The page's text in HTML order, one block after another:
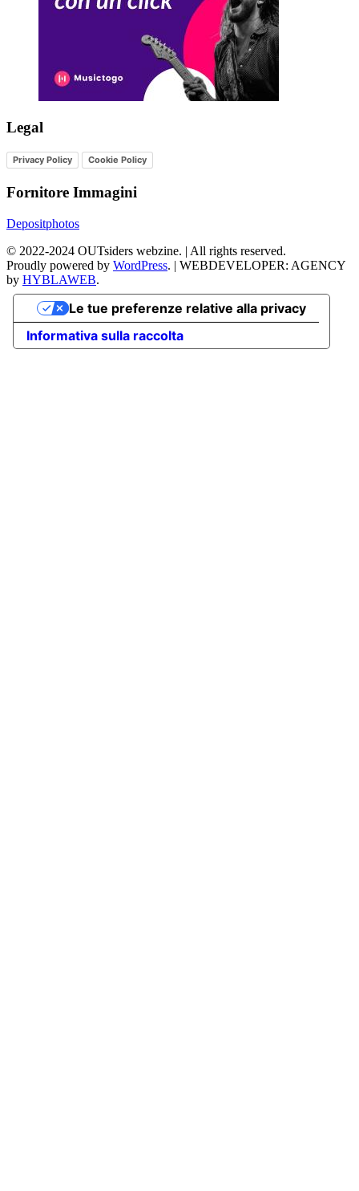
Legal
Privacy Policy Cookie Policy
Fornitore Immagini
Depositphotos
© 2022-2024 OUTsiders webzine. | All rights reserved.
Proudly powered by WordPress. | WEBDEVELOPER: AGENCY
by HYBLAWEB.
Informativa sulla raccolta
Le tue preferenze relative alla privacy